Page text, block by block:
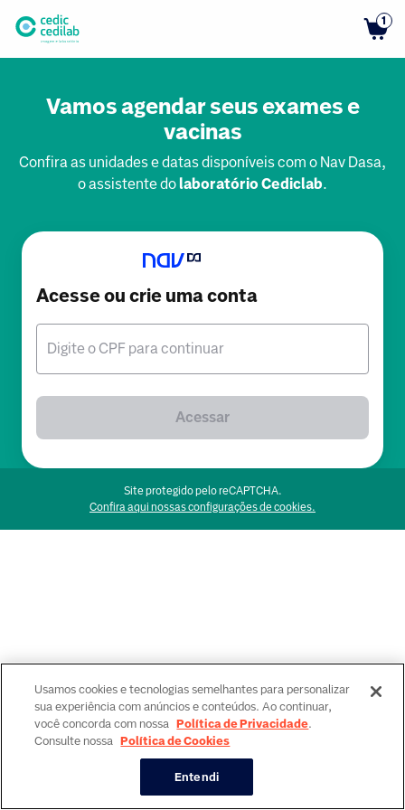
1
Vamos agendar seus exames e
vacinas
Confira as unidades e datas disponíveis com o Nav Dasa,
o assistente dolaboratório Cediclab.
Acesse ou crie uma conta
Digite o CPF para continuar
Acessar
Site protegido pelo reCAPTCHA.
Confira aqui nossas configurações de cookies.
Usamos cookies e tecnologias semelhantes para personalizar
sua experiência com anúncios e conteúdos. Ao continuar,
você concorda com nossa Política de Privacidade.
Consulte nossa Política de Cookies
Entendi